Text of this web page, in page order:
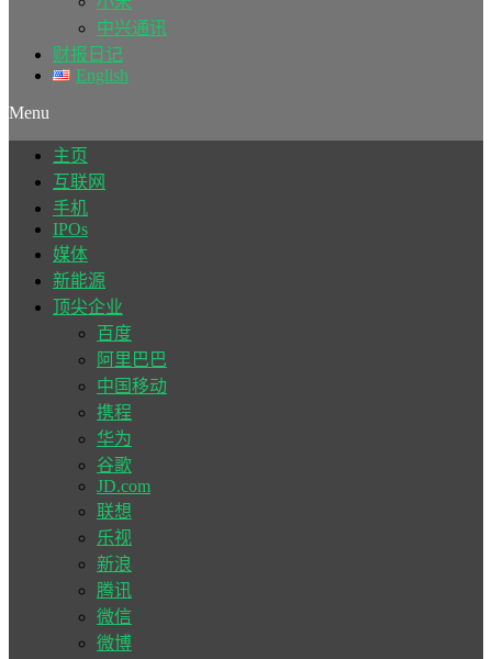
中兴通讯
财报日记
English
Menu
主页
互联网
手机
IPOs
媒体
新能源
顶尖企业
百度
阿里巴巴
中国移动
携程
华为
谷歌
JD.com
联想
乐视
新浪
腾讯
微信
微博